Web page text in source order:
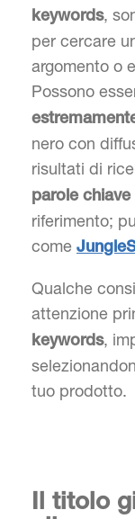
keywords,
per cercare
argomento o
Possono
nero con
risultati di
parole chiave
riferimento;
come
Qualche
attenzione
keywords,
tuo prodotto.
Il titolo